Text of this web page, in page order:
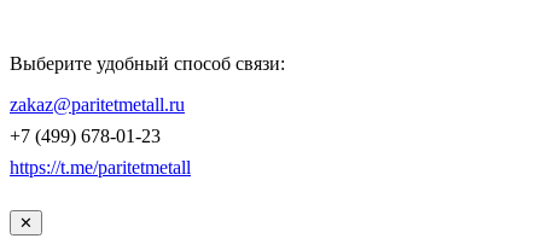
Выберите удобный способ связи:
zakaz@paritetmetall.ru
+7 (499) 678-01-23
https://t.me/paritetmetall
✕